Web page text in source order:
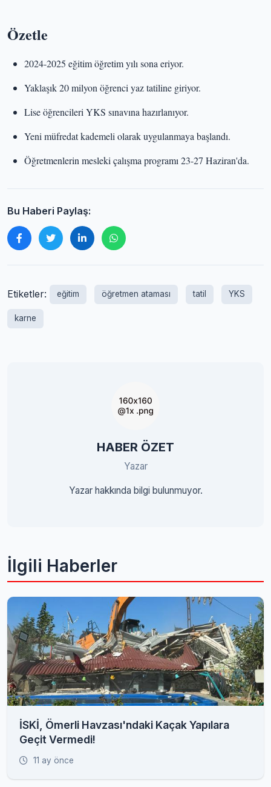
Özetle
2024-2025 eğitim öğretim yılı sona eriyor.
Yaklaşık 20 milyon öğrenci yaz tatiline giriyor.
Lise öğrencileri YKS sınavına hazırlanıyor.
Yeni müfredat kademeli olarak uygulanmaya başlandı.
Öğretmenlerin mesleki çalışma programı 23-27 Haziran'da.
Bu Haberi Paylaş:
Etiketler: eğitim öğretmen ataması tatil YKS
karne
HABER ÖZET
Yazar
Yazar hakkında bilgi bulunmuyor.
İlgili Haberler
İSKİ, Ömerli Havzası'ndaki Kaçak Yapılara
Geçit Vermedi!
11 ay önce